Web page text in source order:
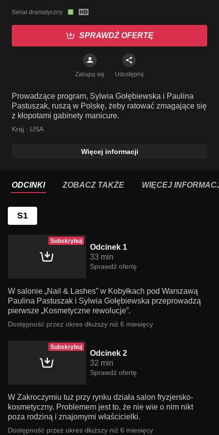
Serial dramatyczny
SPRAWDŹ OFERTĘ
Zaloguj się Udostępnij
Prowadzące program, Sylwia Gołębiewska i Paulina
Pastuszak, ruszą w Polskę, żeby ratować zmagające się
z kłopotami gabinety manicure.
Kraj : USA
Więcej informacji
ODCINKI ZOBACZ TAKŻE WIĘCEJ
S1
Subskrybuj
Odcinek 1
33 min
Sprawdź ofertę
W salonie „Nail & Lashes” w Kobyłkach pod Warszawą
Paulina Pastuszak i Sylwia Gołębiewska przeprowadzą
pierwsze „Kosmetyczne rewolucje”.
Dostępność przez okres dłuższy niż 6 miesięcy
Subskrybuj
Odcinek 2
32 min
Sprawdź ofertę
W Zakroczymiu tuż przy rynku działa salon fryzjersko-
kosmetyczny. Problemem jest to, że nie wie o nim nikt
poza rodziną i znajomymi właścicielki.
Dostępność przez okres dłuższy niż 6 miesięcy